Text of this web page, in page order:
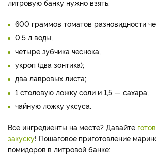
литровую банку нужно взять:
600 граммов томатов разновидности
0,5 л воды;
четыре зубчика чеснока;
укроп (два зонтика);
два лавровых листа;
1 столовую ложку соли и 1,5 — сахара;
чайную ложку уксуса.
Все ингредиенты на месте? Давайте
закуску! Пошаговое приготовление
помидоров в литровой банке: